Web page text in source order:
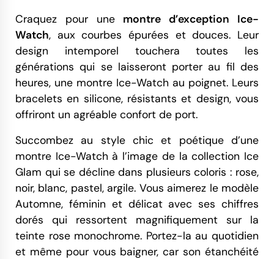
Craquez pour une montre d’exception Ice-
Watch, aux courbes épurées et douces. Leur
design intemporel touchera toutes les
générations qui se laisseront porter au fil des
heures, une montre Ice-Watch au poignet. Leurs
bracelets en silicone, résistants et design, vous
offriront un agréable confort de port.
Succombez au style chic et poétique d’une
montre Ice-Watch à l’image de la collection Ice
Glam qui se décline dans plusieurs coloris : rose,
noir, blanc, pastel, argile. Vous aimerez le modèle
Automne, féminin et délicat avec ses chiffres
dorés qui ressortent magnifiquement sur la
teinte rose monochrome. Portez-la au quotidien
et même pour vous baigner, car son étanchéité